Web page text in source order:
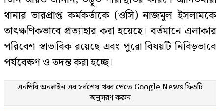
থানার ভারপ্রাপ্ত কর্মকর্তাকে (ওসি) নাজমুল ইসলামকে
তাৎক্ষণিকভাবে প্রত্যাহার করা হয়েছে। বর্তমানে এলাকার
পরিবেশ স্বাভাবিক রয়েছে এবং পুরো বিষয়টি নিবিড়ভাবে
পর্যবেক্ষণ ও তদন্ত করা হচ্ছে।
এনপিবি অনলাইন এর সর্বশেষ খবর পেতে Google Newsফিডটি
অনুসরণ করুন